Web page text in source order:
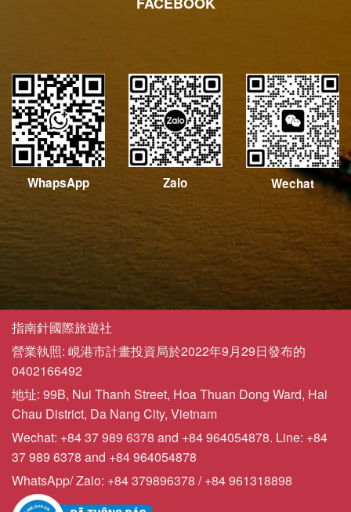
WhapsApp Zalo Wechat
指南針國際旅遊社
營業執照: 峴港市計畫投資局於2022年9月29日發布的
0402166492
地址: 99B, Nui Thanh Street, Hoa Thuan Dong Ward, Hai
Chau District, Da Nang City, Vietnam
Wechat: +84 37 989 6378 and +84 964054878. Line: +84
37 989 6378 and +84 964054878
WhatsApp/ Zalo: +84 379896378 / +84 961318898